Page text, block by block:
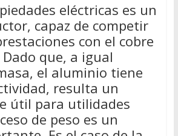
eléctricas es un
capaz de competir
con el cobre
que, a igual
el aluminio tiene
resulta un
útil para utilidades
de peso es un